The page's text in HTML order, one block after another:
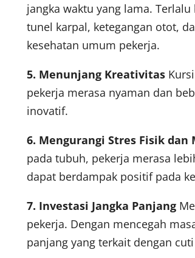
jangka waktu yang lama.
tunel karpal, ketegangan otot,
kesehatan umum pekerja.
5. Menunjang Kreativitas
pekerja merasa nyaman dan
inovatif.
6. Mengurangi Stres Fisik dan
pada tubuh, pekerja merasa
dapat berdampak positif pada
7. Investasi Jangka Panjang
pekerja. Dengan mencegah
panjang yang terkait dengan